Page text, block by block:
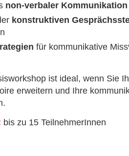
non-verbaler Kommunikation
konstruktiven
für kommunikative
ist ideal, wenn Sie
erweitern und Ihre
bis zu 15 TeilnehmerInnen